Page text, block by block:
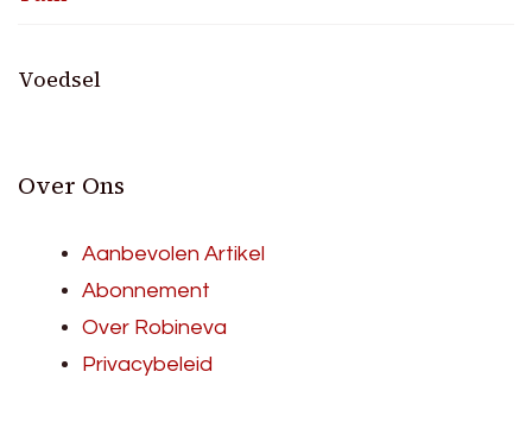
Voedsel
Over Ons
Aanbevolen Artikel
Abonnement
Over Robineva
Privacybeleid